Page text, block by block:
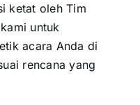
ketat oleh Tim
untuk
acara Anda di
rencana yang